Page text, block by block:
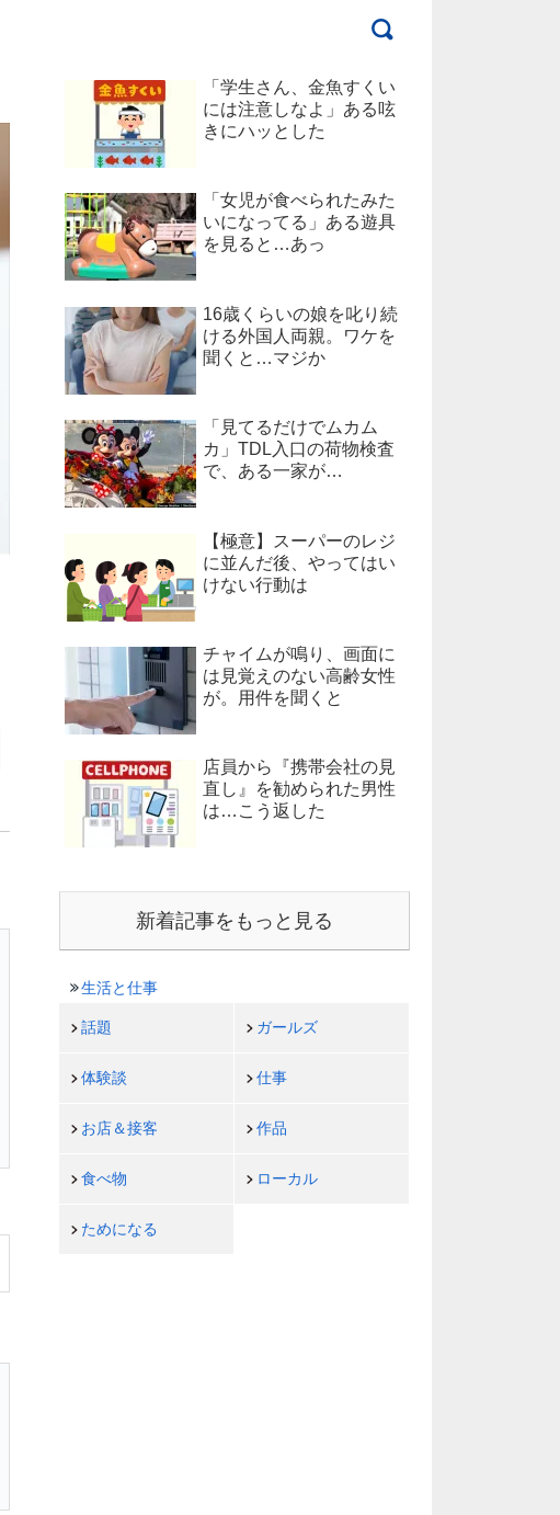
「学生さん、金魚すくい
には注意しなよ」ある呟
きにハッとした
「女児が食べられたみた
いになってる」ある遊具
を見ると…あっ
16歳くらいの娘を叱り続
ける外国人両親。ワケを
聞くと…マジか
「見てるだけでムカム
カ」TDL入口の荷物検査
で、ある一家が…
【極意】スーパーのレジ
に並んだ後、やってはい
けない行動は
チャイムが鳴り、画面に
は見覚えのない高齢女性
が。用件を聞くと
店員から『携帯会社の見
直し』を勧められた男性
は…こう返した
新着記事をもっと見る
生活と仕事
話題 ガールズ
体験談 仕事
お店＆接客 作品
食べ物 ローカル
ためになる